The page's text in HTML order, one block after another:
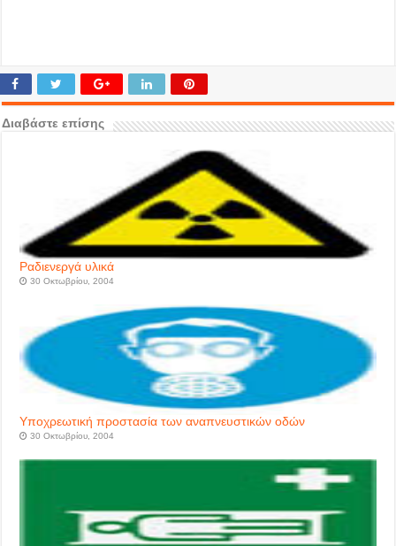
Διαβάστε επίσης
Pαδιενεργά υλικά
30 Οκτωβρίου, 2004
Yποχρεωτική προστασία των αναπνευστικών οδών
30 Οκτωβρίου, 2004